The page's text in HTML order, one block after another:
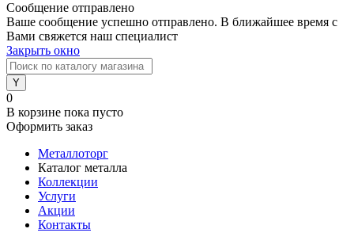
Сообщение отправлено
Ваше сообщение успешно отправлено. В ближайшее время с
Вами свяжется наш специалист
Закрыть окно
0
В корзине пока пусто
Оформить заказ
Металлоторг
Каталог металла
Коллекции
Услуги
Акции
Контакты